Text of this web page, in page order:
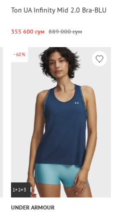
Топ UA Infinity Mid 2.0 Bra-BLU
355 600 сум 889 000 сум
-60%
1+1=3
UNDER ARMOUR